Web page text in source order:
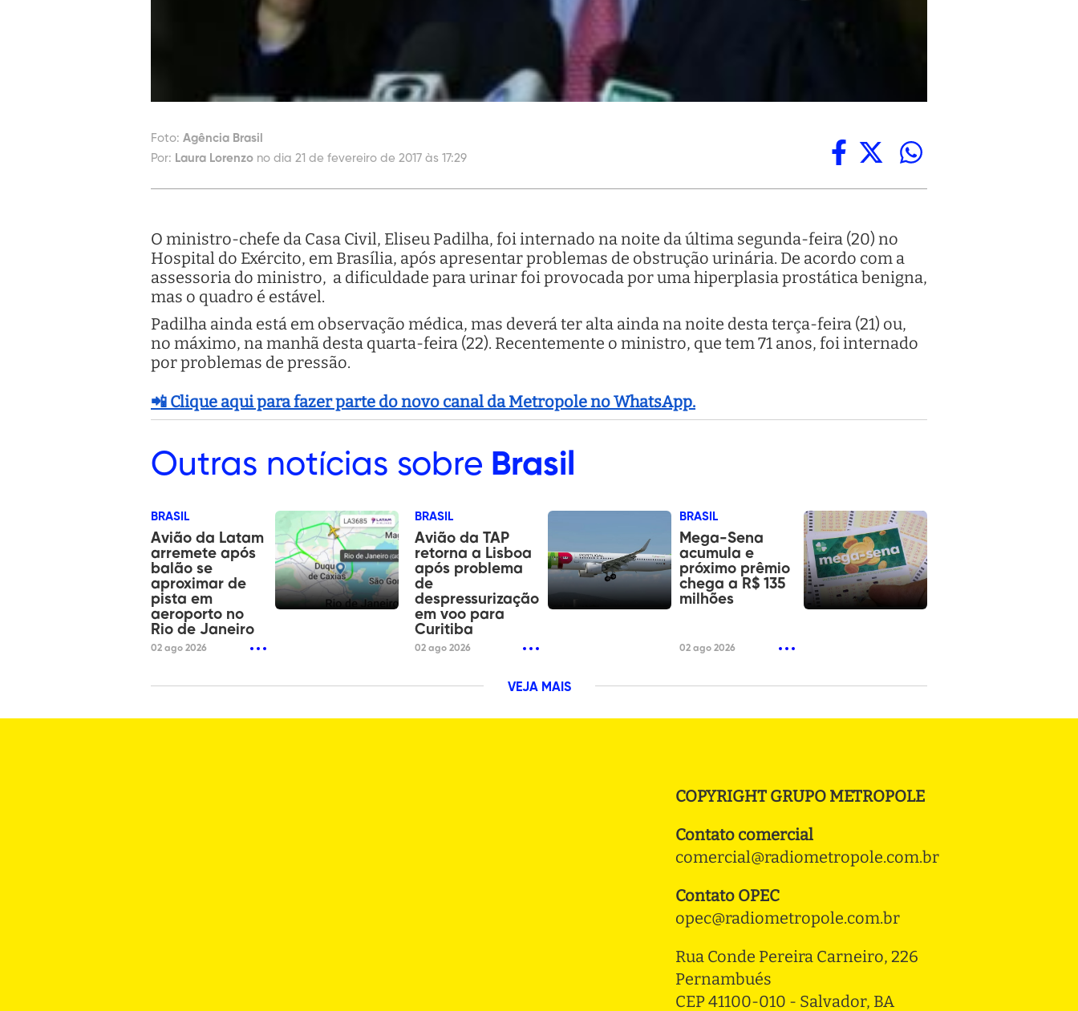
Foto: Agência Brasil
Por: Laura Lorenzo no dia 21 de fevereiro de 2017 às 17:29
O ministro-chefe da Casa Civil, Eliseu Padilha, foi internado na noite da última segunda-feira (20) no
Hospital do Exército, em Brasília, após apresentar problemas de obstrução urinária. De acordo com a
assessoria do ministro, a dificuldade para urinar foi provocada por uma hiperplasia prostática benigna,
mas o quadro é estável.
Padilha ainda está em observação médica, mas deverá ter alta ainda na noite desta terça-feira (21) ou,
no máximo, na manhã desta quarta-feira (22). Recentemente o ministro, que tem 71 anos, foi internado
por problemas de pressão.
📲 Clique aqui para fazer parte do novo canal da Metropole no WhatsApp.
Outras notícias sobre Brasil
BRASIL
Avião da Latam
arremete após
balão se
aproximar de
pista em
aeroporto no
Rio de Janeiro
02 ago 2026
BRASIL
Avião da TAP
retorna a Lisboa
após problema
de
despressurização
em voo para
Curitiba
02 ago 2026
BRASIL
Mega-Sena
acumula e
próximo prêmio
chega a R$ 135
milhões
02 ago 2026
VEJA MAIS
COPYRIGHT GRUPO METROPOLE
Contato comercial
comercial@radiometropole.com.br
Contato OPEC
opec@radiometropole.com.br
Rua Conde Pereira Carneiro, 226
Pernambués
CEP 41100-010 - Salvador, BA